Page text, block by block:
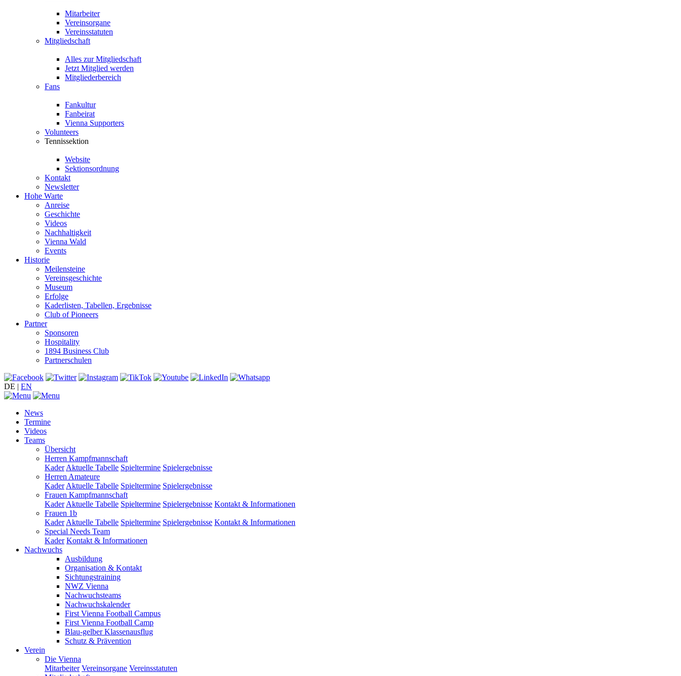
Mitarbeiter
Vereinsorgane
Vereinsstatuten
Mitgliedschaft
Alles zur Mitgliedschaft
Jetzt Mitglied werden
Mitgliederbereich
Fans
Fankultur
Fanbeirat
Vienna Supporters
Volunteers
Tennissektion
Website
Sektionsordnung
Kontakt
Newsletter
Hohe Warte
Anreise
Geschichte
Videos
Nachhaltigkeit
Vienna Wald
Events
Historie
Meilensteine
Vereinsgeschichte
Museum
Erfolge
Kaderlisten, Tabellen, Ergebnisse
Club of Pioneers
Partner
Sponsoren
Hospitality
1894 Business Club
Partnerschulen
DE | EN
News
Termine
Videos
Teams
Übersicht
Herren Kampfmannschaft
Kader Aktuelle Tabelle Spieltermine Spielergebnisse
Herren Amateure
Kader Aktuelle Tabelle Spieltermine Spielergebnisse
Frauen Kampfmannschaft
Kader Aktuelle Tabelle Spieltermine Spielergebnisse Kontakt & Informationen
Frauen 1b
Kader Aktuelle Tabelle Spieltermine Spielergebnisse Kontakt & Informationen
Special Needs Team
Kader Kontakt & Informationen
Nachwuchs
Ausbildung
Organisation & Kontakt
Sichtungstraining
NWZ Vienna
Nachwuchsteams
Nachwuchskalender
First Vienna Football Campus
First Vienna Football Camp
Blau-gelber Klassenausflug
Schutz & Prävention
Verein
Die Vienna
Mitarbeiter Vereinsorgane Vereinsstatuten